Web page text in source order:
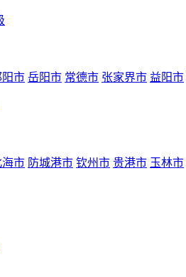
阳市 岳阳市 常德市 张家界市 益阳市
海市 防城港市 钦州市 贵港市 玉林市